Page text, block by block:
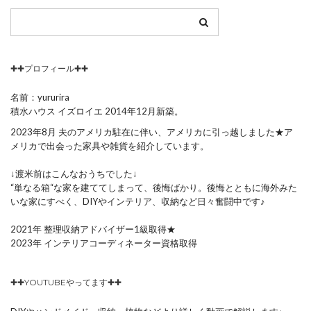
✚✚プロフィール✚✚
名前：yururira
積水ハウス イズロイエ 2014年12月新築。
2023年8月 夫のアメリカ駐在に伴い、アメリカに引っ越しました★ア
メリカで出会った家具や雑貨を紹介しています。
↓渡米前はこんなおうちでした↓
“単なる箱“な家を建ててしまって、後悔ばかり。後悔とともに海外みた
いな家にすべく、DIYやインテリア、収納など日々奮闘中です♪
2021年 整理収納アドバイザー1級取得★
2023年 インテリアコーディネーター資格取得
✚✚YOUTUBEやってます✚✚